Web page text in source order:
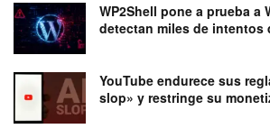
WP2Shell pone a prueba a
detectan miles de intentos
YouTube endurece sus
slop» y restringe su